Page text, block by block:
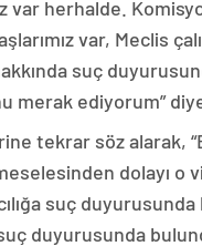
var herhalde.
var, Meclis
suç
merak ediyorum”
tekrar söz alarak,
dolayı o
suç
duyurusunda